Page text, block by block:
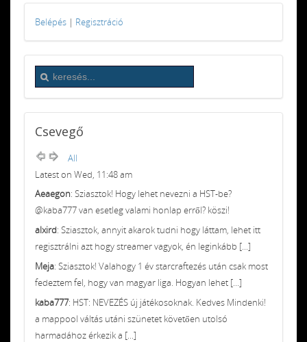
Belépés | Regisztráció
Csevegő
All
Latest on Wed, 11:48 am
Aeaegon: Sziasztok! Hogy lehet nevezni a HST-be?
@kaba777 van esetleg valami honlap erről? köszi!
alxird: Sziasztok, annyit akarok tudni hogy láttam, lehet itt
regisztrálni azt hogy streamer vagyok, én leginkább [...]
Meja: Sziasztok! Valahogy 1 év starcraftezés után csak most
fedeztem fel, hogy van magyar liga. Hogyan lehet [...]
kaba777: HST: NEVEZÉS új játékosoknak. Kedves Mindenki!
a mappool váltás utáni szünetet követően utolsó
harmadához érkezik a [...]